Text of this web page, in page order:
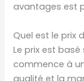
avantages est
Quel est le prix
Le prix est
commence à
qualité et la